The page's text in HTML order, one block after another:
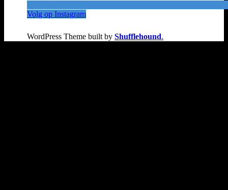
Volg op Instagram
WordPress Theme built by Shufflehound.